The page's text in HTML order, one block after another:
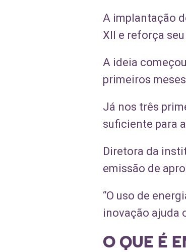
A implantação
XII e reforça
A ideia
primeiros
Já nos três
suficiente para
Diretora da
emissão de
“O uso de
inovação ajuda
O QUE É